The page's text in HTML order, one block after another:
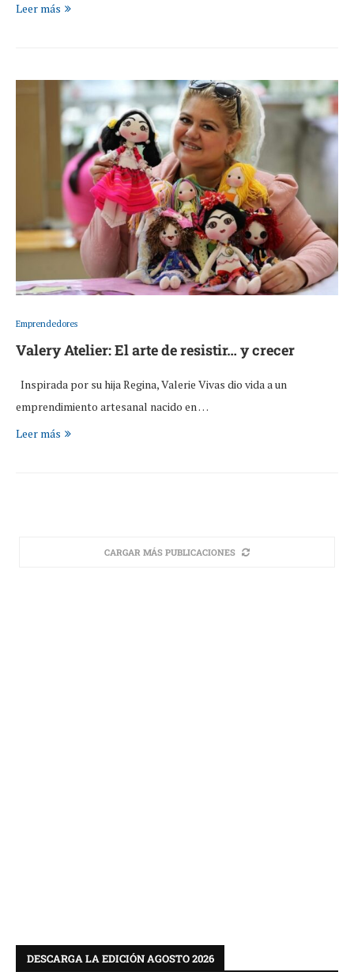
Leer más
Emprendedores
Valery Atelier: El arte de resistir… y crecer
Inspirada por su hija Regina, Valerie Vivas dio vida a un
emprendimiento artesanal nacido en …
Leer más
CARGAR MÁS PUBLICACIONES
DESCARGA LA EDICIÓN AGOSTO 2026